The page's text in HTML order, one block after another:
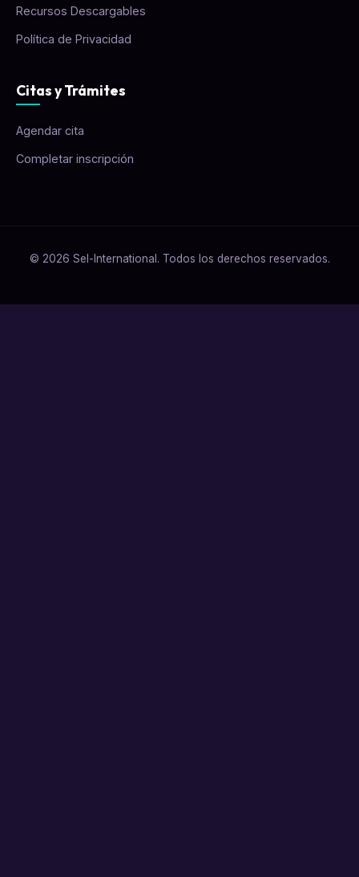
Recursos Descargables
Política de Privacidad
Citas y Trámites
Agendar cita
Completar inscripción
© 2026 Sel-International. Todos los derechos reservados.